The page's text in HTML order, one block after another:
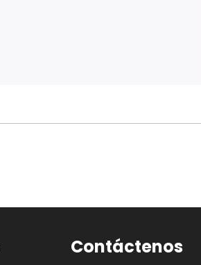
Contáctenos